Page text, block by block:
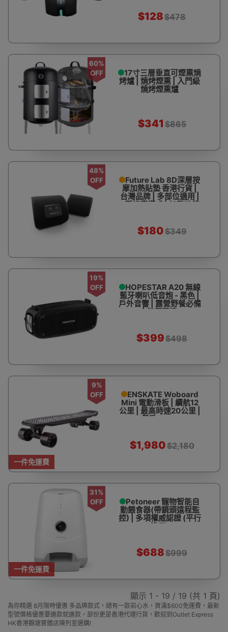
$128$478
60%
OFF
17寸三層垂直可煙熏燒
烤爐 | 燒烤煙熏 | 入門級
燒烤煙熏爐
$341 $865
48%
OFF
Future Lab 8D深層按
摩加熱貼墊 香港行貨 |
台灣品牌 | 多部位適用 |
3種按摩模式 | 加熱功能
$180$349
19%
OFF
HOPESTAR A20 無線
藍牙喇叭低音炮 - 黑色 |
戶外音響 | 露營野餐必備
| 氣氛營造
$399$498
一件免運費
9%
OFF
ENSKATE Woboard
Mini 電動滑板 | 續航12
公里 | 最高時速20公里 |
僅重4.8KG
$1,980$2,180
一件免運費
31%
OFF
Petoneer 寵物智能自
動餵食器(帶鏡頭遠程監
控) | 多項權威認證 (平行
進口)
$688$999
顯示 1 - 19 / 19 (共 1 頁)
為你精選 8月限時優惠 多品牌款式，總有一款岩心水，買滿$600免運費，最新
型號價格優惠要邊款就邊款，部份更是香港代理行貨，歡迎到Outlet Express
HK香港觀塘實體店陳列室選購!